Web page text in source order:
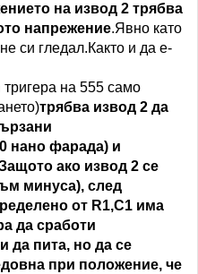
на извод 2 трябва
напрежение.Явно като
си гледал.Както и да е-
на 555 само
трябва извод 2 да
нано фарада) и
ако извод 2 се
минуса), след
от R1,C1 има
да сработи
да пита, но да се
при положение, че